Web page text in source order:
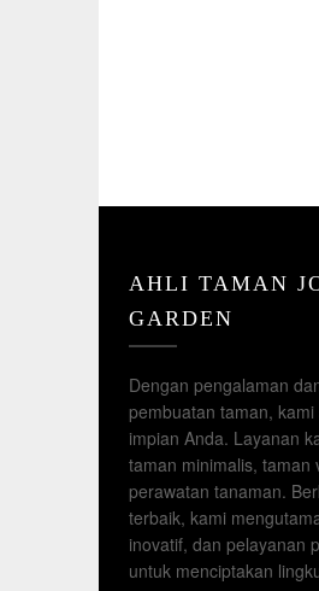
AHLI TAMAN
GARDEN
Dengan pengalaman
pembuatan taman,
impian Anda. Layanan
taman minimalis, taman
perawatan tanaman.
terbaik, kami
inovatif, dan pelayanan
untuk menciptakan